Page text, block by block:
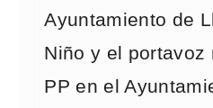
Ayuntamiento de
Niño y el portavoz
PP en el